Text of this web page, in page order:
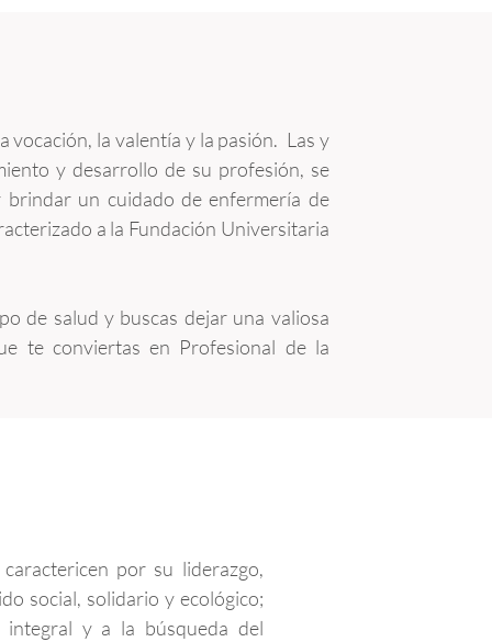
vocación, la valentía y la pasión. Las y
y desarrollo de su profesión, se
un cuidado de enfermería de
a la Fundación Universitaria
de salud y buscas dejar una valiosa
te conviertas en Profesional de la
por su liderazgo,
social, solidario y ecológico;
y a la búsqueda del